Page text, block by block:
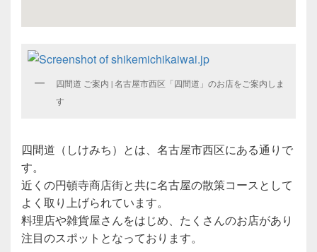
四間道 ご案内 | 名古屋市西区「四間道」のお店をご案内しま
す
四間道（しけみち）とは、名古屋市西区にある通りで
す。
近くの円頓寺商店街と共に名古屋の散策コースとして
よく取り上げられています。
料理店や雑貨屋さんをはじめ、たくさんのお店があり
注目のスポットとなっております。